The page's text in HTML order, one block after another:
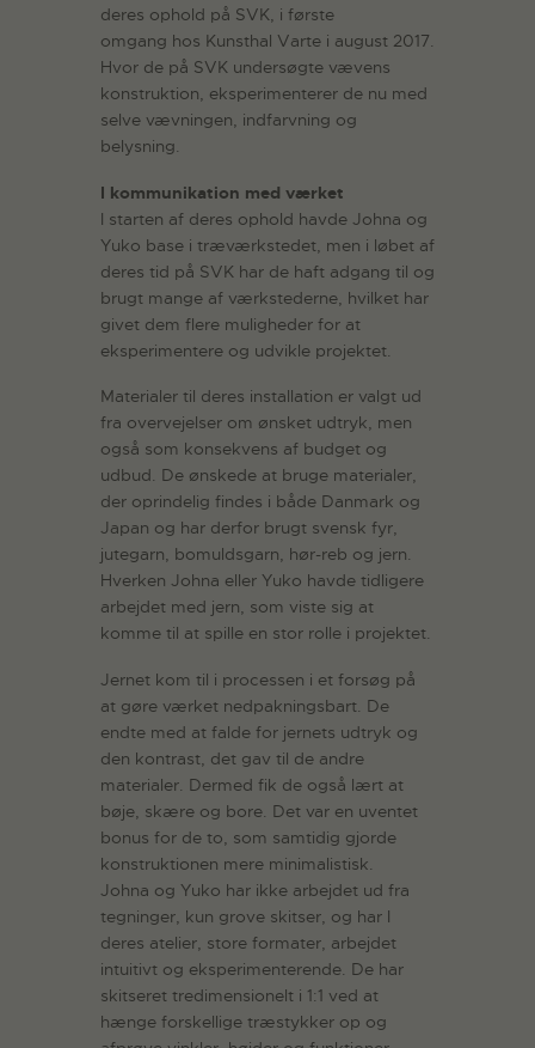
deres ophold på SVK, i første
omgang hos Kunsthal Varte i august 2017.
Hvor de på SVK undersøgte vævens
konstruktion, eksperimenterer de nu med
selve vævningen, indfarvning og
belysning.
I kommunikation med værket
I starten af deres ophold havde Johna og
Yuko base i træværkstedet, men i løbet af
deres tid på SVK har de haft adgang til og
brugt mange af værkstederne, hvilket har
givet dem flere muligheder for at
eksperimentere og udvikle projektet.
Materialer til deres installation er valgt ud
fra overvejelser om ønsket udtryk, men
også som konsekvens af budget og
udbud. De ønskede at bruge materialer,
der oprindelig findes i både Danmark og
Japan og har derfor brugt svensk fyr,
jutegarn, bomuldsgarn, hør-reb og jern.
Hverken Johna eller Yuko havde tidligere
arbejdet med jern, som viste sig at
komme til at spille en stor rolle i projektet.
Jernet kom til i processen i et forsøg på
at gøre værket nedpakningsbart. De
endte med at falde for jernets udtryk og
den kontrast, det gav til de andre
materialer. Dermed fik de også lært at
bøje, skære og bore. Det var en uventet
bonus for de to, som samtidig gjorde
konstruktionen mere minimalistisk.
Johna og Yuko har ikke arbejdet ud fra
tegninger, kun grove skitser, og har I
deres atelier, store formater, arbejdet
intuitivt og eksperimenterende. De har
skitseret tredimensionelt i 1:1 ved at
hænge forskellige træstykker op og